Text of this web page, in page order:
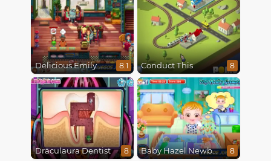
Delicious Emily New Beginning 8.1 Conduct This 8
Draculaura Dentist 8 Baby Hazel Newborn Vaccination 8